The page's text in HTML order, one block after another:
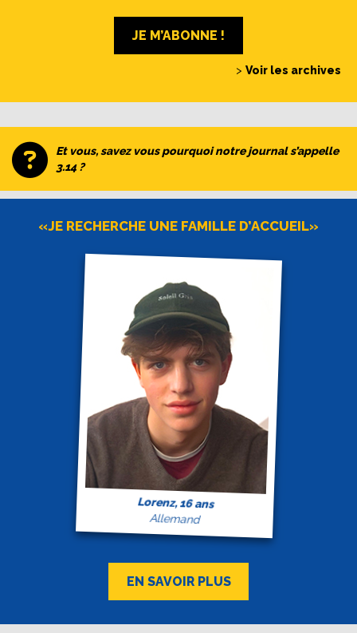
JE M’ABONNE !
> Voir les archives
Et vous, savez vous pourquoi notre journal s’appelle
3.14 ?
«JE RECHERCHE UNE FAMILLE D’ACCUEIL»
Lorenz, 16 ans
Allemand
EN SAVOIR PLUS